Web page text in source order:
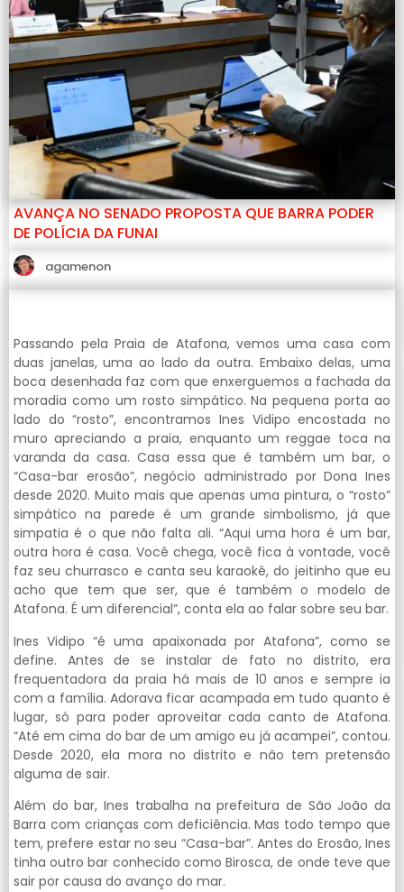
AVANÇA NO SENADO PROPOSTA QUE BARRA PODER
DE POLÍCIA DA FUNAI
agamenon
Passando pela Praia de Atafona, vemos uma casa com
duas janelas, uma ao lado da outra. Embaixo delas, uma
boca desenhada faz com que enxerguemos a fachada da
moradia como um rosto simpático. Na pequena porta ao
lado do “rosto”, encontramos Ines Vidipo encostada no
muro apreciando a praia, enquanto um reggae toca na
varanda da casa. Casa essa que é também um bar, o
“Casa-bar erosão”, negócio administrado por Dona Ines
desde 2020. Muito mais que apenas uma pintura, o “rosto”
simpático na parede é um grande simbolismo, já que
simpatia é o que não falta ali. “Aqui uma hora é um bar,
outra hora é casa. Você chega, você fica à vontade, você
faz seu churrasco e canta seu karaokê, do jeitinho que eu
acho que tem que ser, que é também o modelo de
Atafona. É um diferencial”, conta ela ao falar sobre seu bar.
Ines Vidipo “é uma apaixonada por Atafona”, como se
define. Antes de se instalar de fato no distrito, era
frequentadora da praia há mais de 10 anos e sempre ia
com a família. Adorava ficar acampada em tudo quanto é
lugar, só para poder aproveitar cada canto de Atafona.
“Até em cima do bar de um amigo eu já acampei”, contou.
Desde 2020, ela mora no distrito e não tem pretensão
alguma de sair.
Além do bar, Ines trabalha na prefeitura de São João da
Barra com crianças com deficiência. Mas todo tempo que
tem, prefere estar no seu “Casa-bar”. Antes do Erosão, Ines
tinha outro bar conhecido como Birosca, de onde teve que
sair por causa do avanço do mar.